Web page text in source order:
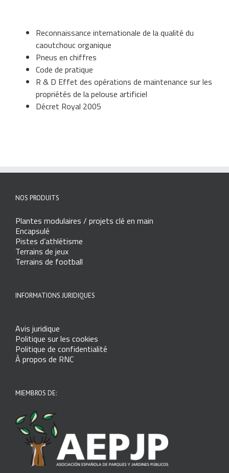
Reconnaissance internationale de la qualité du
caoutchouc organique
Pneus en chiffres
Code de pratique
R & D Effet des opérations de maintenance sur les
propriétés de la pelouse artificiel
Décret Royal 2005
NOS PRODUITS
Plantes modulaires / projets clé en main
Encapsulé
Pistes d’athlétisme
Terrains de jeux
Terrains de football
INFORMATIONS JURIDIQUES
Avis juridique
Politique sur les cookies
Politique de confidentialité
À propos de RNC
MIEMBROS DE: